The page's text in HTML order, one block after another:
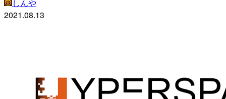
しんや
2021.08.13